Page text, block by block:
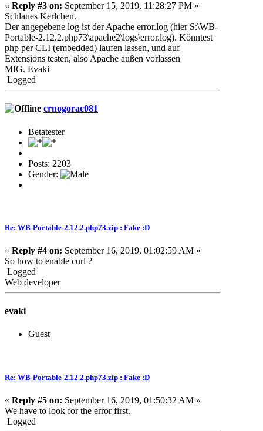
« Reply #3 on: September 15, 2019, 11:28:27 PM »
Schlaues Kerlchen.
Der angegebene log ist der Apache error.log (hier S:\WB-
Portable-2.12.2.php73\apache2\logs\error.log). Könntest
php per CLI (embedded) laufen lassen, und auf
Extensions testen, also Apache außen vorlassen
MfG. Evaki
Logged
crnogorac081
Betatester
Posts: 2203
Gender:
Re: WB-Portable-2.12.2.php73.zip : Fake :D
« Reply #4 on: September 16, 2019, 01:02:59 AM »
So how to enable curl ?
Logged
Web developer
evaki
Guest
Re: WB-Portable-2.12.2.php73.zip : Fake :D
« Reply #5 on: September 16, 2019, 01:50:32 AM »
We have to look for the error first.
Logged